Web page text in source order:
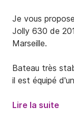
Je vous
Jolly 630 de
Marseille.
Bateau très
il est équipé
La capacité du
Lire la suite